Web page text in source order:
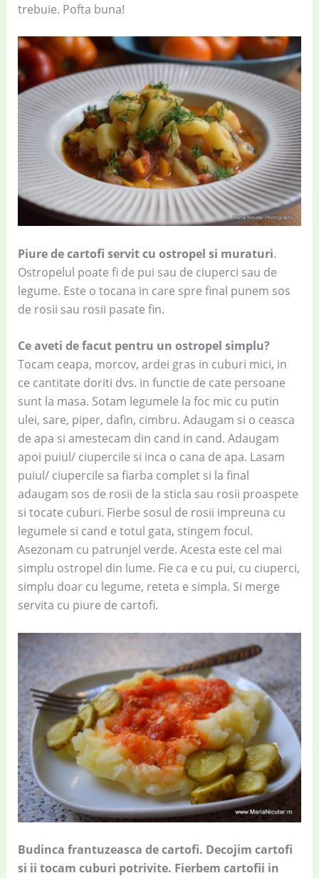
trebuie. Pofta buna!
Piure de cartofi servit cu ostropel si muraturi.
Ostropelul poate fi de pui sau de ciuperci sau de
legume. Este o tocana in care spre final punem sos
de rosii sau rosii pasate fin.
Ce aveti de facut pentru un ostropel simplu?
Tocam ceapa, morcov, ardei gras in cuburi mici, in
ce cantitate doriti dvs. in functie de cate persoane
sunt la masa. Sotam legumele la foc mic cu putin
ulei, sare, piper, dafin, cimbru. Adaugam si o ceasca
de apa si amestecam din cand in cand. Adaugam
apoi puiul/ ciupercile si inca o cana de apa. Lasam
puiul/ ciupercile sa fiarba complet si la final
adaugam sos de rosii de la sticla sau rosii proaspete
si tocate cuburi. Fierbe sosul de rosii impreuna cu
legumele si cand e totul gata, stingem focul.
Asezonam cu patrunjel verde. Acesta este cel mai
simplu ostropel din lume. Fie ca e cu pui, cu ciuperci,
simplu doar cu legume, reteta e simpla. Si merge
servita cu piure de cartofi.
Budinca frantuzeasca de cartofi. Decojim cartofi
si ii tocam cuburi potrivite. Fierbem cartofii in